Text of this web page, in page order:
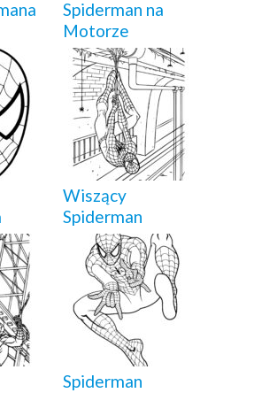
Spiderman na
Motorze
Wiszący
Spiderman
Spiderman